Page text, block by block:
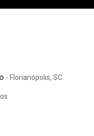
- Florianópolis, SC